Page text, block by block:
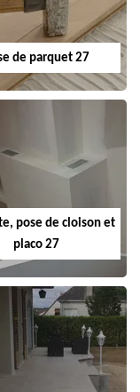
de parquet 27
pose de cloison et
placo 27